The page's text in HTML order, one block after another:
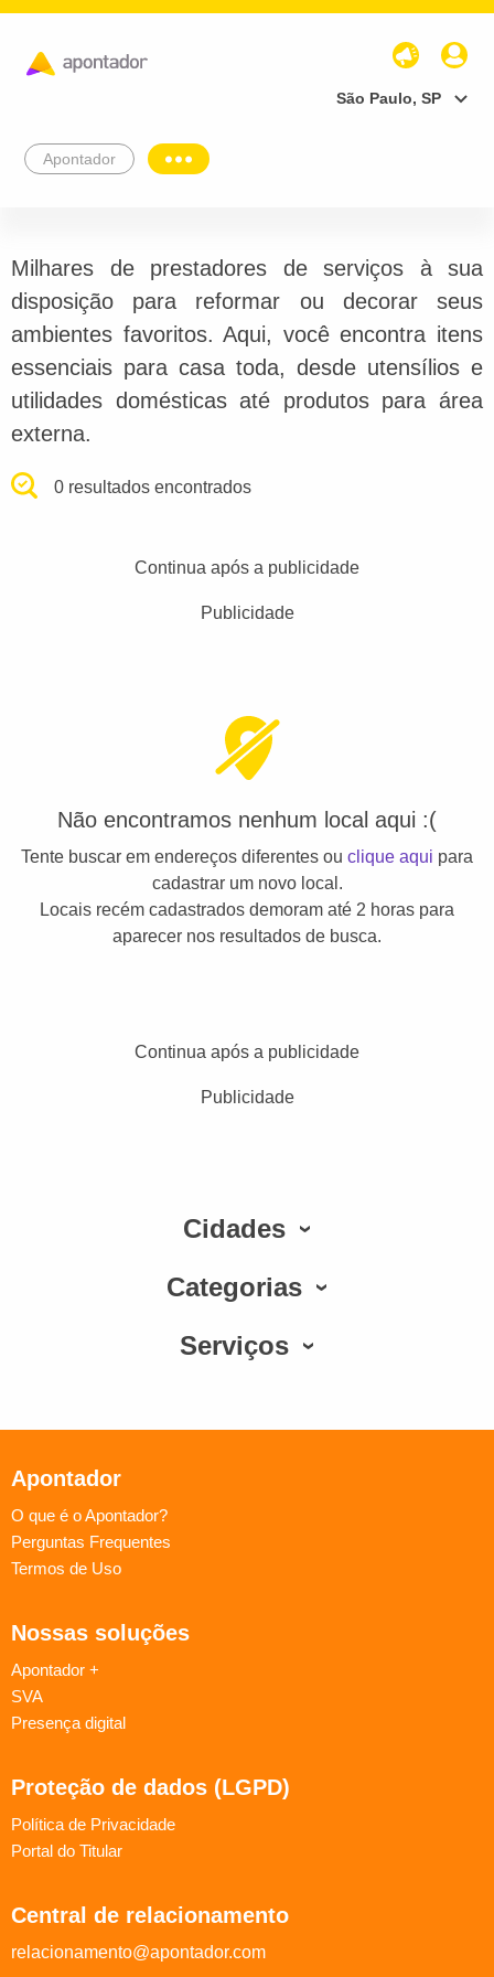
São Paulo, SP
Apontador
Milhares de prestadores de serviços à sua
disposição para reformar ou decorar seus
ambientes favoritos. Aqui, você encontra itens
essenciais para casa toda, desde utensílios e
utilidades domésticas até produtos para área
externa.
0 resultados encontrados
Continua após a publicidade
Publicidade
Não encontramos nenhum local aqui :(
Tente buscar em endereços diferentes ou clique aqui para
cadastrar um novo local.
Locais recém cadastrados demoram até 2 horas para
aparecer nos resultados de busca.
Continua após a publicidade
Publicidade
Cidades
Categorias
Serviços
Apontador
O que é o Apontador?
Perguntas Frequentes
Termos de Uso
Nossas soluções
Apontador +
SVA
Presença digital
Proteção de dados (LGPD)
Política de Privacidade
Portal do Titular
Central de relacionamento
relacionamento@apontador.com